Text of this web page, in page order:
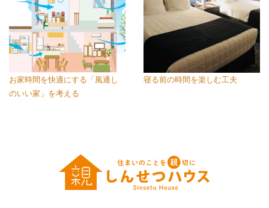
お家時間を快適にする「風通し
のいい家」を考える
寝る前の時間を楽しむ工夫